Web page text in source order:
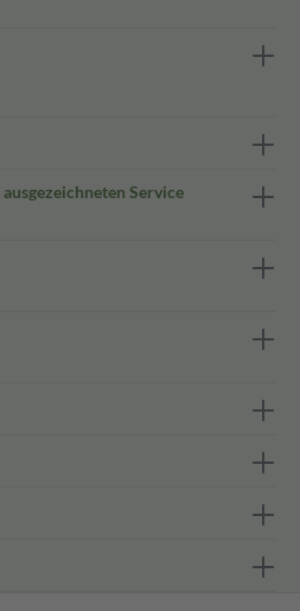
Service